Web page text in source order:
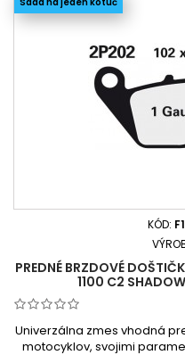
KÓD:
PREDNÉ BRZDOVÉ
1100 C2
Univerzálna zmes vhodná
motocyklov, svojimi